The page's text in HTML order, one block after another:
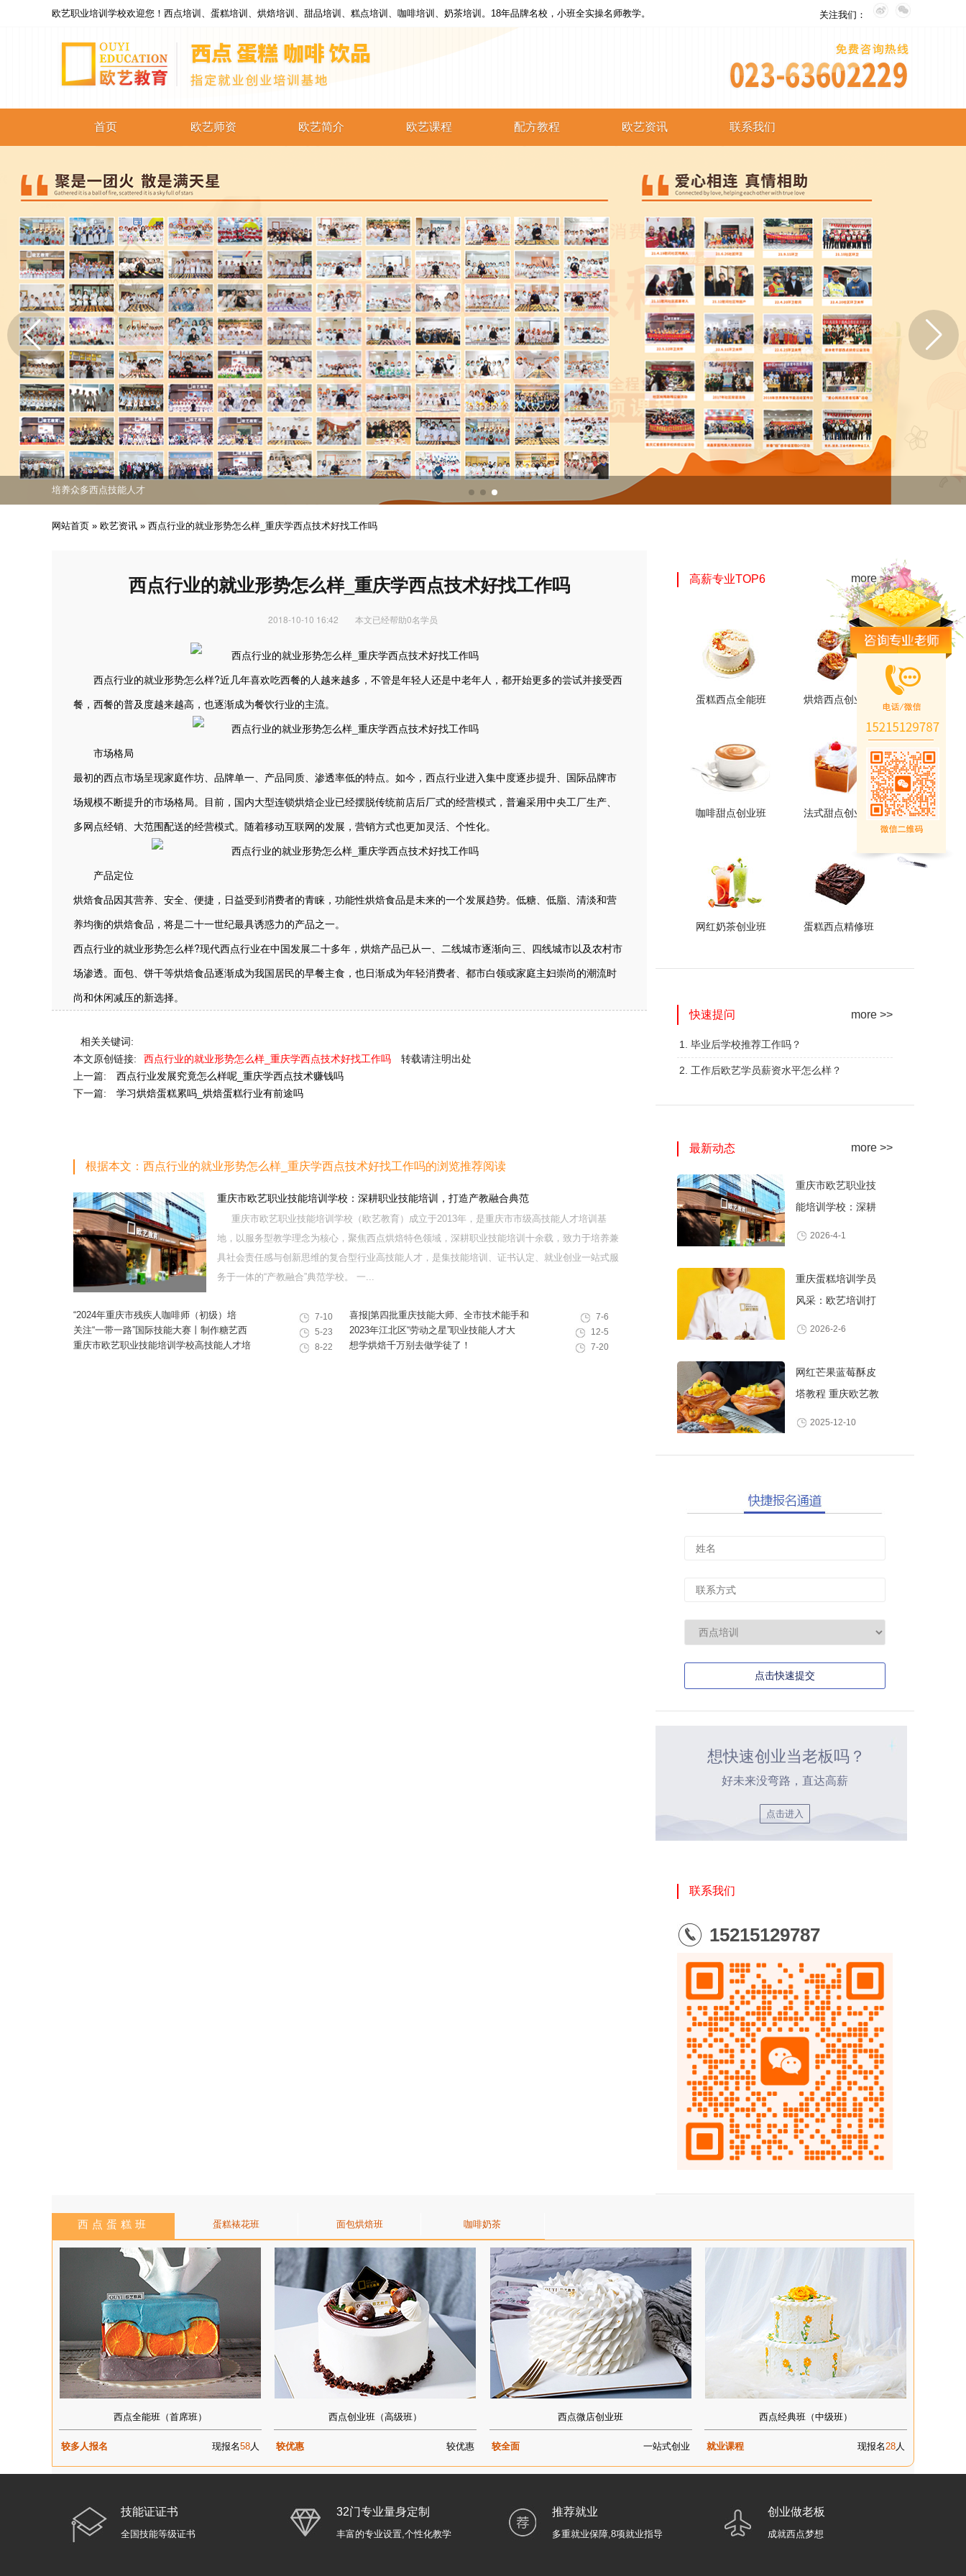
欧艺职业培训学校欢迎您！西点培训、蛋糕培训、烘焙培训、甜品培训、糕点培训、咖啡培训、奶茶培训。18年品牌名校，小班全实操名师教学。 关注我们：
首页 欧艺师资 欧艺简介 欧艺课程
烘焙培训
咖啡培训
奶茶培训
饮品培训
调酒培训
配方教程
烘焙配方
咖啡配方
奶茶配方
饮品配方
调酒配方
欧艺资讯 联系我们
免费课程活动出炉
专业西点技能职业培训
培养众多西点技能人才
免费课程活动出炉
专业西点技能职业培训
网站首页 » 欧艺资讯 » 西点行业的就业形势怎么样_重庆学西点技术好找工作吗
西点行业的就业形势怎么样_重庆学西点技术好找工作吗
2018-10-10 16:42 本文已经帮助0名学员
西点行业的就业形势怎么样?近几年喜欢吃西餐的人越来越多，不管是年轻人还是中老年人，都开始更多的尝试并接受西
餐，西餐的普及度越来越高，也逐渐成为餐饮行业的主流。
市场格局
最初的西点市场呈现家庭作坊、品牌单一、产品同质、渗透率低的特点。如今，西点行业进入集中度逐步提升、国际品牌市
场规模不断提升的市场格局。目前，国内大型连锁烘焙企业已经摆脱传统前店后厂式的经营模式，普遍采用中央工厂生产、
多网点经销、大范围配送的经营模式。随着移动互联网的发展，营销方式也更加灵活、个性化。
产品定位
烘焙食品因其营养、安全、便捷，日益受到消费者的青睐，功能性烘焙食品是未来的一个发展趋势。低糖、低脂、清淡和营
养均衡的烘焙食品，将是二十一世纪最具诱惑力的产品之一。
西点行业的就业形势怎么样?现代西点行业在中国发展二十多年，烘焙产品已从一、二线城市逐渐向三、四线城市以及农村市
场渗透。面包、饼干等烘焙食品逐渐成为我国居民的早餐主食，也日渐成为年轻消费者、都市白领或家庭主妇崇尚的潮流时
尚和休闲减压的新选择。
相关关键词:
本文原创链接:
西点行业的就业形势怎么样_重庆学西点技术好找工作吗
转载请注明出处
上一篇:
西点行业发展究竟怎么样呢_重庆学西点技术赚钱吗
下一篇:
学习烘焙蛋糕累吗_烘焙蛋糕行业有前途吗
根据本文：西点行业的就业形势怎么样_重庆学西点技术好找工作吗的浏览推荐阅读
重庆市欧艺职业技能培训学校：深耕职业技能培训，打造产教融合典范
重庆市欧艺职业技能培训学校（欧艺教育）成立于2013年，是重庆市市级高技能人才培训基
地，以服务型教学理念为核心，聚焦西点烘焙特色领域，深耕职业技能培训十余载，致力于培养兼
具社会责任感与创新思维的复合型行业高技能人才，是集技能培训、证书认定、就业创业一站式服
务于一体的“产教融合”典范学校。 一...
“2024年重庆市残疾人咖啡师（初级）培
训”职业技能提升计划活动
7-10
喜报|第四批重庆技能大师、全市技术能手和
巴渝青年技能之星名单出炉，重庆欧艺职业
技能培训学校技能人才榜上有名！
7-6
关注“一带一路”国际技能大赛丨制作糖艺西
点，看手艺更考验审美
5-23
2023年江北区“劳动之星”职业技能人才大
赛，我校选手荣获互联网营销师第一名
12-5
重庆市欧艺职业技能培训学校高技能人才培
8-22 想学烘焙千万别去做学徒了！ 7-20
高薪专业TOP6 more >>
蛋糕西点全能班
蛋糕西点全能班
火爆的专业
烘焙西点创业班
烘焙西点创业班
火爆的专业
咖啡甜点创业班
咖啡甜点创业班
火爆的专业
法式甜点创业班
法式甜点创业班
火爆的专业
网红奶茶创业班
火爆的专业
蛋糕西点精修班
火爆的专业
快速提问 more >>
1. 毕业后学校推荐工作吗？
2. 工作后欧艺学员薪资水平怎么样？
最新动态 more >>
重庆市欧艺职业技
能培训学校：深耕
2026-4-1
重庆蛋糕培训学员
风采：欧艺培训打
2026-2-6
网红芒果蓝莓酥皮
塔教程 重庆欧艺教
2025-12-10
点击快速提交
想快速创业当老板吗？
好未来没弯路，直达高薪
点击进入
联系我们
15215129787
西点蛋糕班 蛋糕裱花班 面包烘焙班 咖啡奶茶
西点全能班（首席班）
较多人报名 现报名58人
西点创业班（高级班）
较优惠 较优惠
西点微店创业班
较全面 一站式创业
西点经典班（中级班）
就业课程 现报名28人
技能证证书
全国技能等级证书
32门专业量身定制
丰富的专业设置,个性化教学
推荐就业
多重就业保障,8项就业指导
创业做老板
成就西点梦想